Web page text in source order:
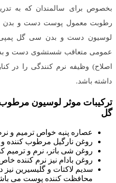
بخصوص برای سالمندان که به
رطوبت معمول پوست دست و بدن
لوسیون دست و بدن سی گل پمپی
عمومی متعاقب شستشوی دست و بدن
اصلاح) وظیفه نرم کنندگی را در
داشته باشد.
ترکیبات موثر لوسیون
گل
عصاره پنبه خواص ترمیم و
روغن نارگیل مرطوب کننده
روغن شی باتر، نرم و ترمیم
روغن بادام نیز نرم کننده
سدیم لاکتات و گلیسیرین
محافظت کننده پوست می